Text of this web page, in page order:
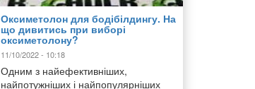
Оксиметолон для бодібілдингу. На
що дивитись при виборі
оксиметолону?
11/10/2022 - 10:18
Одним з найефективніших,
найпотужніших і найпопулярніших